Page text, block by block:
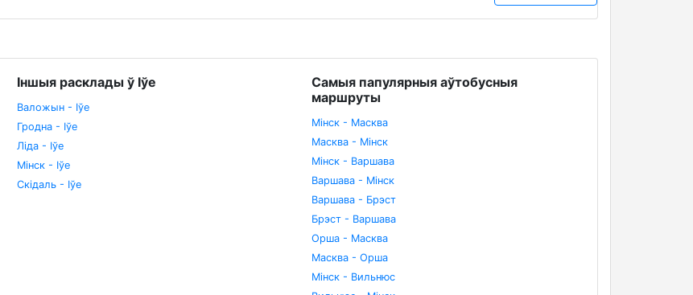
Іншыя расклады ў Іўе
Валожын - Іўе
Гродна - Іўе
Ліда - Іўе
Мінск - Іўе
Скідаль - Іўе
Самыя папулярныя аўтобусныя
маршруты
Мінск - Масква
Масква - Мінск
Мінск - Варшава
Варшава - Мінск
Варшава - Брэст
Брэст - Варшава
Орша - Масква
Масква - Орша
Мінск - Вильнюс